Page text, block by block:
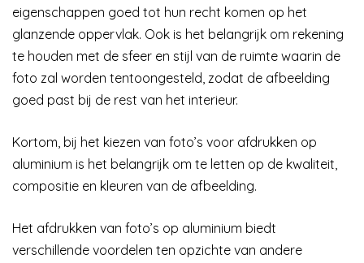
eigenschappen goed tot hun recht komen op het
glanzende oppervlak. Ook is het belangrijk om rekening
te houden met de sfeer en stijl van de ruimte waarin de
foto zal worden tentoongesteld, zodat de afbeelding
goed past bij de rest van het interieur.
Kortom, bij het kiezen van foto’s voor afdrukken op
aluminium is het belangrijk om te letten op de kwaliteit,
compositie en kleuren van de afbeelding.
Het afdrukken van foto’s op aluminium biedt
verschillende voordelen ten opzichte van andere